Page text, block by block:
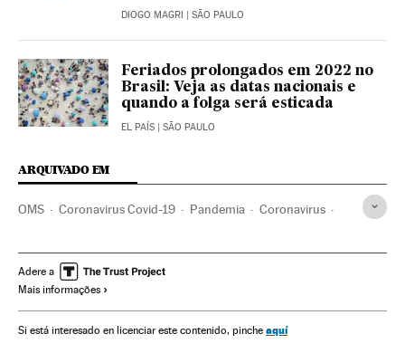
DIOGO MAGRI | SÃO PAULO
Feriados prolongados em 2022 no
Brasil: Veja as datas nacionais e
quando a folga será esticada
EL PAÍS | SÃO PAULO
ARQUIVADO EM
OMS Coronavirus Covid-19 Pandemia Coronavirus
Ministério Saúde África do Sul
Transmissão doenças
Adere a
Mais informações
Si está interesado en licenciar este contenido, pinche aquí